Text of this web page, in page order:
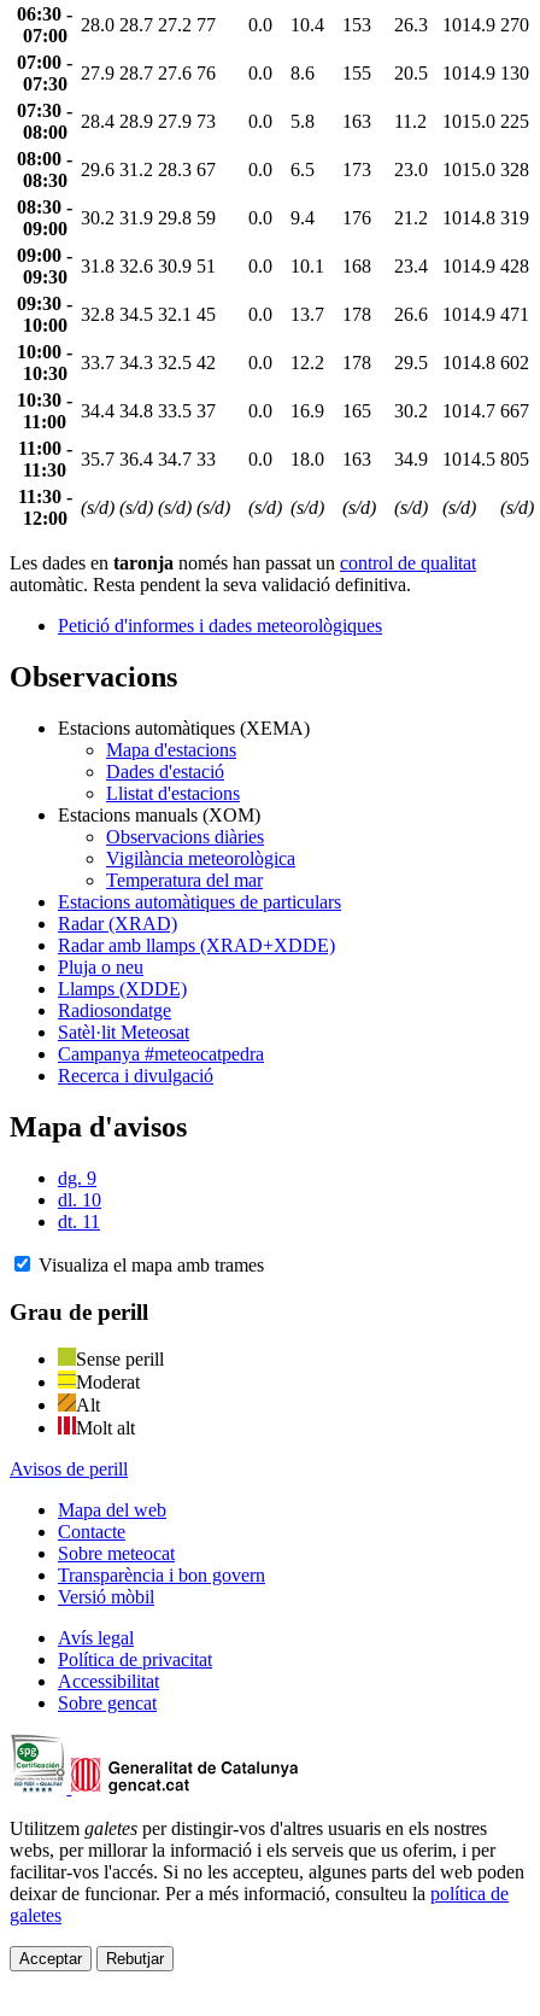
06:30 -
07:00
28.0 28.7 27.2 77 0.0 10.4 153 26.3 1014.9 270
07:00 -
07:30
27.9 28.7 27.6 76 0.0 8.6 155 20.5 1014.9 130
07:30 -
08:00
28.4 28.9 27.9 73 0.0 5.8 163 11.2 1015.0 225
08:00 -
08:30
29.6 31.2 28.3 67 0.0 6.5 173 23.0 1015.0 328
08:30 -
09:00
30.2 31.9 29.8 59 0.0 9.4 176 21.2 1014.8 319
09:00 -
09:30
31.8 32.6 30.9 51 0.0 10.1 168 23.4 1014.9 428
09:30 -
10:00
32.8 34.5 32.1 45 0.0 13.7 178 26.6 1014.9 471
10:00 -
10:30
33.7 34.3 32.5 42 0.0 12.2 178 29.5 1014.8 602
10:30 -
11:00
34.4 34.8 33.5 37 0.0 16.9 165 30.2 1014.7 667
11:00 -
11:30
35.7 36.4 34.7 33 0.0 18.0 163 34.9 1014.5 805
11:30 -
12:00
(s/d) (s/d) (s/d) (s/d) (s/d) (s/d) (s/d) (s/d) (s/d) (s/d)
Les dades en taronja només han passat un control de qualitat
automàtic. Resta pendent la seva validació definitiva.
Petició d'informes i dades meteorològiques
Observacions
Estacions automàtiques (XEMA)
Mapa d'estacions
Dades d'estació
Llistat d'estacions
Estacions manuals (XOM)
Observacions diàries
Vigilància meteorològica
Temperatura del mar
Estacions automàtiques de particulars
Radar (XRAD)
Radar amb llamps (XRAD+XDDE)
Pluja o neu
Llamps (XDDE)
Radiosondatge
Satèl·lit Meteosat
Campanya #meteocatpedra
Recerca i divulgació
Mapa d'avisos
dg. 9
dl. 10
dt. 11
Visualiza el mapa amb trames
Grau de perill
Sense perill
Moderat
Alt
Molt alt
Avisos de perill
Mapa del web
Contacte
Sobre meteocat
Transparència i bon govern
Versió mòbil
Avís legal
Política de privacitat
Accessibilitat
Sobre gencat
Utilitzem galetes per distingir-vos d'altres usuaris en els nostres
webs, per millorar la informació i els serveis que us oferim, i per
facilitar-vos l'accés. Si no les accepteu, algunes parts del web poden
deixar de funcionar. Per a més informació, consulteu la política de
galetes
Acceptar Rebutjar